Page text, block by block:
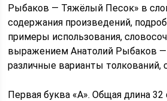
Рыбаков — Тяжёлый Песок» в
содержания произведений,
примеры использования,
выражением Анатолий Рыбаков
различные варианты
Первая буква «А». Общая длина